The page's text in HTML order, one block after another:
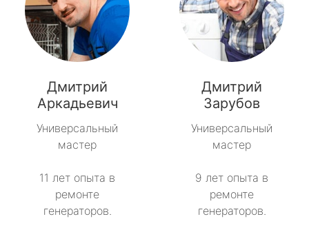
Дмитрий
Аркадьевич
Универсальный
мастер
11 лет опыта в
ремонте
генераторов.
Дмитрий
Зарубов
Универсальный
мастер
9 лет опыта в
ремонте
генераторов.